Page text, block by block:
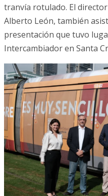
tranvía rotulado. El
Alberto León, también
presentación que tuvo
Intercambiador en Santa